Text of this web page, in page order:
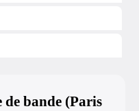
de bande (Paris